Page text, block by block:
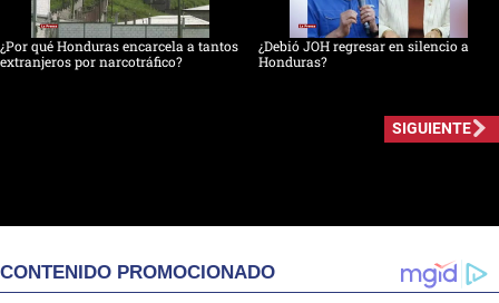
¿Por qué Honduras encarcela a tantos
extranjeros por narcotráfico?
¿Debió JOH regresar en silencio a
Honduras?
SIGUIENTE
CONTENIDO PROMOCIONADO